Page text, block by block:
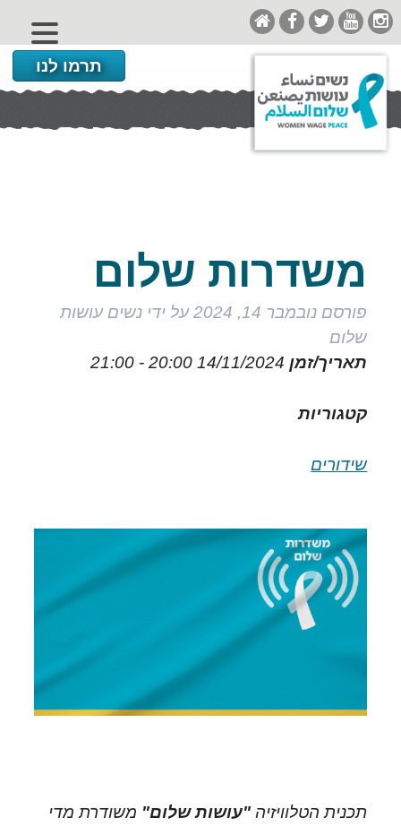
תרמו לנו
משדרות שלום
פורסם נובמבר 14, 2024 על ידי נשים עושות
שלום
תאריך/זמן14/11/2024
20:00 - 21:00
קטגוריות
שידורים
תכנית הטלוויזיה "עושות שלום" משודרת מדי